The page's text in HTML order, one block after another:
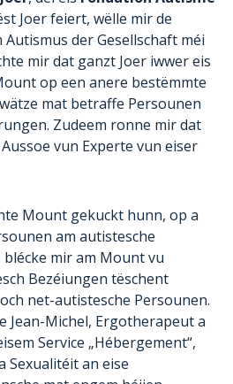
Joer feiert, wëlle mir de
der Gesellschaft méi
mir dat ganzt Joer iwwer eis
op een anere bestëmmte
mat betraffe Persounen
Zudeem ronne mir dat
vun Experte vun eiser
Mount gekuckt hunn, op a
am autistesche
mir am Mount vu
Bezéiungen tëschent
net-autistesche Persounen.
Jean-Michel, Ergotherapeut a
Service „Hébergement“,
Sexualitéit an eise